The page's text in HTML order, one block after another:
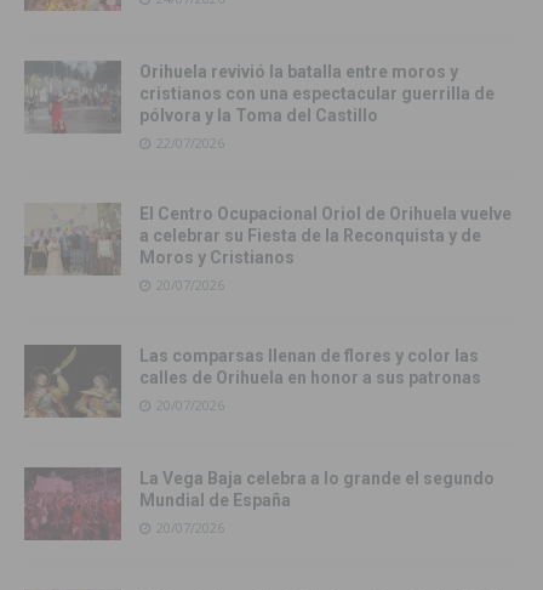
Orihuela revivió la batalla entre moros y
cristianos con una espectacular guerrilla de
pólvora y la Toma del Castillo
22/07/2026
El Centro Ocupacional Oriol de Orihuela vuelve
a celebrar su Fiesta de la Reconquista y de
Moros y Cristianos
20/07/2026
Las comparsas llenan de flores y color las
calles de Orihuela en honor a sus patronas
20/07/2026
La Vega Baja celebra a lo grande el segundo
Mundial de España
20/07/2026